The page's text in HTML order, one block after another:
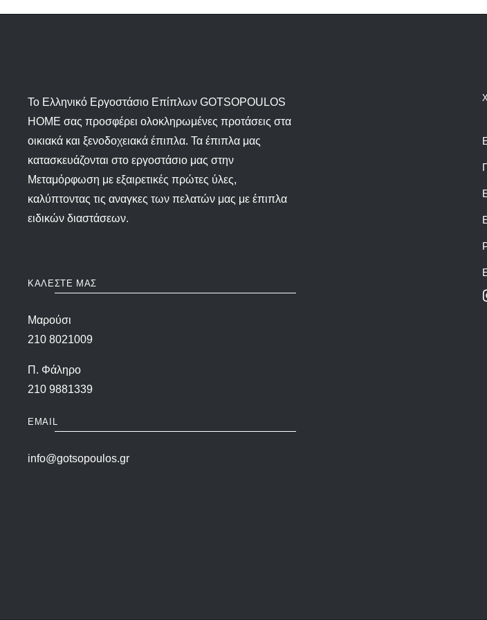
To Ελληνικό Εργοστάσιο Επίπλων GOTSOPOULOS
HOME σας προσφέρει ολοκληρωμένες προτάσεις στα
οικιακά και ξενοδοχειακά έπιπλα. Τα έπιπλα μας
κατασκευάζονται στο εργοστάσιο μας στην
Μεταμόρφωση με εξαιρετικές πρώτες ύλες,
καλύπτοντας τις αναγκες των πελατών μας με έπιπλα
ειδικών διαστάσεων.
ΚΑΛΕΣΤΕ ΜΑΣ
Μαρούσι
210 8021009
Π. Φάληρο
210 9881339
EMAIL
info@gotsopoulos.gr